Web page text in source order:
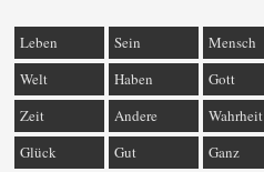
Leben Sein Mensch
Welt
Haben Gott
Zeit
Andere Wahrheit
Glück
Gut Ganz